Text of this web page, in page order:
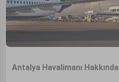
Antalya Havalimanı Hakkında